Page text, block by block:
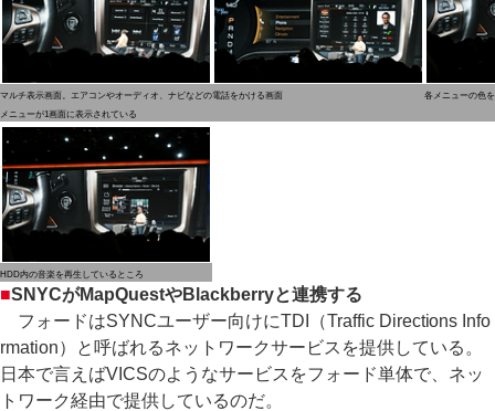
マルチ表示画面。エアコンやオーディオ、ナビなどの
メニューが1画面に表示されている
電話をかける画面 各メニューの色
HDD内の音楽を再生しているところ
■SNYCがMapQuestやBlackberryと連携する
フォードはSYNCユーザー向けにTDI（Traffic Directions Info
rmation）と呼ばれるネットワークサービスを提供している。
日本で言えばVICSのようなサービスをフォード単体で、ネッ
トワーク経由で提供しているのだ。